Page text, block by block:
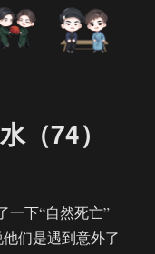
（74）
下“自然死亡”
们是遇到意外了